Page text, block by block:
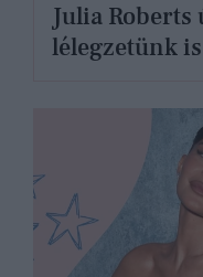
Julia
lélegzetünk